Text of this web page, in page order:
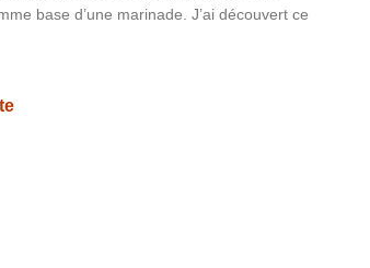
base d’une marinade. J’ai découvert ce